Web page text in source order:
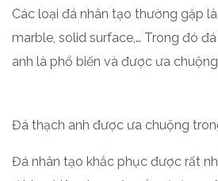
Các loại đá nhân tạo thường gặp
marble, solid surface,… Trong đó
anh là phổ biến và được ưa
Đá thạch anh được ưa chuộng
Đá nhân tạo khắc phục được rất